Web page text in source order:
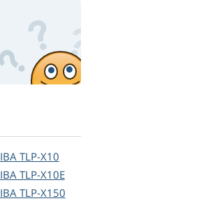
TLP-X10
TLP-X10E
TLP-X150